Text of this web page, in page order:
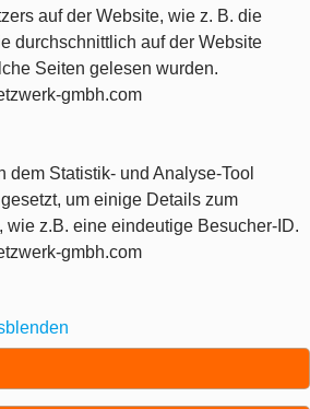
auf der Website, wie z. B. die
durchschnittlich auf der Website
Seiten gelesen wurden.
gmbh.com
dem Statistik- und Analyse-Tool
um einige Details zum
wie z.B. eine eindeutige Besucher-ID.
gmbh.com